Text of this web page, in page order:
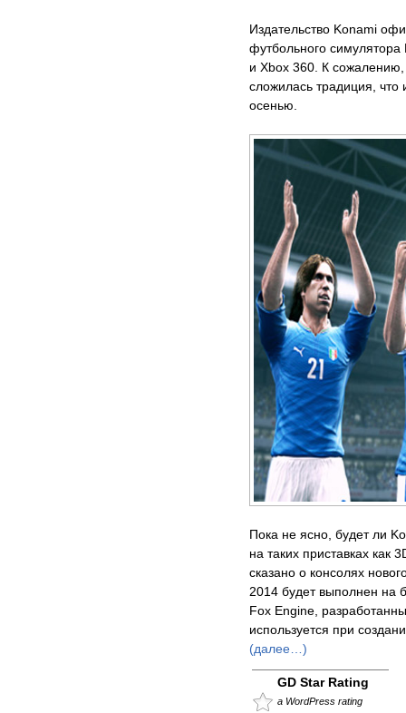
Издательство Konami
футбольного
и Xbox 360. К сожалению,
сложилась традиция, что
осенью.
Пока не ясно, будет ли
на таких приставках как
сказано о консолях
2014 будет выполнен на
Fox Engine,
используется при
(далее…)
GD Star Rating
a WordPress rating